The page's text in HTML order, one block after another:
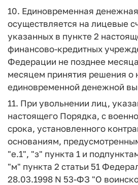
10. Единовременная
осуществляется на лицевые
указанных в пункте 2
финансово-кредитных
Федерации не позднее
месяцем принятия решения о
единовременной денежной
11. При увольнении лиц,
настоящего Порядка, с
срока, установленного
основаниям,
"е.1", "з" пункта 1 и
"м" пункта 2 статьи 51
28.03.1998 N 53-ФЗ "О